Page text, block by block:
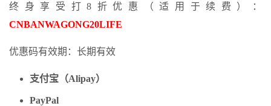
终身享受打8折优惠（适用于续费）：
CNBANWAGONG20LIFE
优惠码有效期：长期有效
支付宝（Alipay）
PayPal